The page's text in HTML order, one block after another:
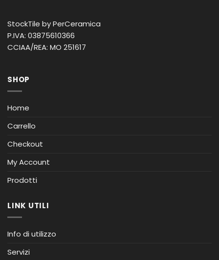
StockTile by PerCeramica
P.IVA: 03875610366
CCIAA/REA: MO 251617
SHOP
Home
Carrello
Checkout
My Account
Prodotti
LINK UTILI
Info di utilizzo
Servizi